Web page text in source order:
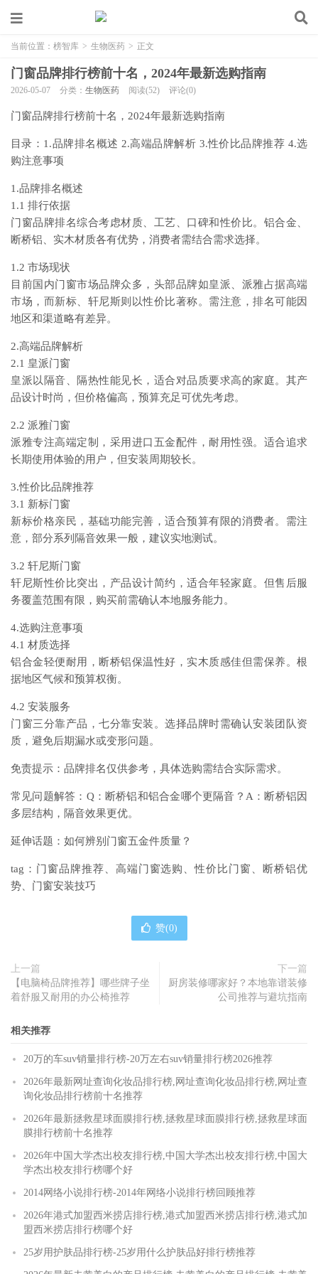
当前位置： 榜智库 > 生物医药 > 正文
门窗品牌排行榜前十名，2024年最新选购指南
2026-05-07 分类： 生物医药 阅读(52) 评论(0)
门窗品牌排行榜前十名，2024年最新选购指南
目录：1.品牌排名概述 2.高端品牌解析 3.性价比品牌推荐 4.选
购注意事项
1.品牌排名概述
1.1 排行依据
门窗品牌排名综合考虑材质、工艺、口碑和性价比。铝合金、
断桥铝、实木材质各有优势，消费者需结合需求选择。
1.2 市场现状
目前国内门窗市场品牌众多，头部品牌如皇派、派雅占据高端
市场，而新标、轩尼斯则以性价比著称。需注意，排名可能因
地区和渠道略有差异。
2.高端品牌解析
2.1 皇派门窗
皇派以隔音、隔热性能见长，适合对品质要求高的家庭。其产
品设计时尚，但价格偏高，预算充足可优先考虑。
2.2 派雅门窗
派雅专注高端定制，采用进口五金配件，耐用性强。适合追求
长期使用体验的用户，但安装周期较长。
3.性价比品牌推荐
3.1 新标门窗
新标价格亲民，基础功能完善，适合预算有限的消费者。需注
意，部分系列隔音效果一般，建议实地测试。
3.2 轩尼斯门窗
轩尼斯性价比突出，产品设计简约，适合年轻家庭。但售后服
务覆盖范围有限，购买前需确认本地服务能力。
4.选购注意事项
4.1 材质选择
铝合金轻便耐用，断桥铝保温性好，实木质感佳但需保养。根
据地区气候和预算权衡。
4.2 安装服务
门窗三分靠产品，七分靠安装。选择品牌时需确认安装团队资
质，避免后期漏水或变形问题。
免责提示：品牌排名仅供参考，具体选购需结合实际需求。
常见问题解答：Q：断桥铝和铝合金哪个更隔音？A：断桥铝因
多层结构，隔音效果更优。
延伸话题：如何辨别门窗五金件质量？
tag：门窗品牌推荐、高端门窗选购、性价比门窗、断桥铝优
势、门窗安装技巧
赞(0)
上一篇
【电脑椅品牌推荐】哪些牌子坐
着舒服又耐用的办公椅推荐
下一篇
厨房装修哪家好？本地靠谱装修
公司推荐与避坑指南
相关推荐
20万的车suv销量排行榜-20万左右suv销量排行榜2026推荐
2026年最新网址查询化妆品排行榜,网址查询化妆品排行榜,网址查
询化妆品排行榜前十名推荐
2026年最新拯救星球面膜排行榜,拯救星球面膜排行榜,拯救星球面
膜排行榜前十名推荐
2026年中国大学杰出校友排行榜,中国大学杰出校友排行榜,中国大
学杰出校友排行榜哪个好
2014网络小说排行榜-2014年网络小说排行榜回顾推荐
2026年港式加盟西米捞店排行榜,港式加盟西米捞店排行榜,港式加
盟西米捞店排行榜哪个好
25岁用护肤品排行榜-25岁用什么护肤品好排行榜推荐